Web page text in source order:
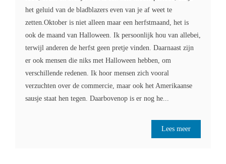
het geluid van de bladblazers even van je af weet te
zetten.Oktober is niet alleen maar een herfstmaand, het is
ook de maand van Halloween. Ik persoonlijk hou van allebei,
terwijl anderen de herfst geen pretje vinden. Daarnaast zijn
er ook mensen die niks met Halloween hebben, om
verschillende redenen. Ik hoor mensen zich vooral
verzuchten over de commercie, maar ook het Amerikaanse
sausje staat hen tegen. Daarbovenop is er nog he...
Lees meer